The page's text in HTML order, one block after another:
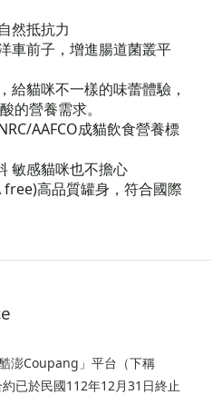
然抵抗力
車前子，增進腸道菌叢平
給貓咪不一樣的味蕾體驗，
的營養需求。
AAFCO成貓飲食營養標
敏感貓咪也不擔心
free)高品質罐身，符合國際
澎Coupang」平台（下稱
已於民國112年12月31日終止